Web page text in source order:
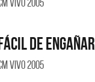
Vivo 2005
de engañar
Vivo 2005